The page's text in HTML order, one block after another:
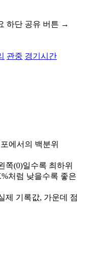
하단 공유 버튼 →
관중 경기시간
에서의 백분위
쪽(0)일수록 최하위
처럼 낮을수록 좋은
제 기록값, 가운데 점